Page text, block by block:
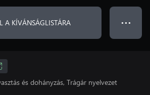
A KÍVÁNSÁGLISTÁRA ● ● ●
és dohányzás, Trágár nyelvezet